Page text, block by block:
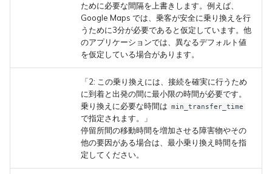
ために必要な間隔を上書きします。例えば、
Google Maps では、乗客が安全に乗り換えを行
うために3分が必要であると仮定しています。他
のアプリケーションでは、異なるデフォルト値
を仮定している場合があります。
2: この乗り換えには、接続を確実に行うため
に到着と出発の間に最小限の時間が必要です。
乗り換えに必要な時間は min_transfer_time
で指定されます。
停留所間の移動時間を増加させる障害物やその
他の要因がある場合は、最小乗り換え時間を指
定してください。